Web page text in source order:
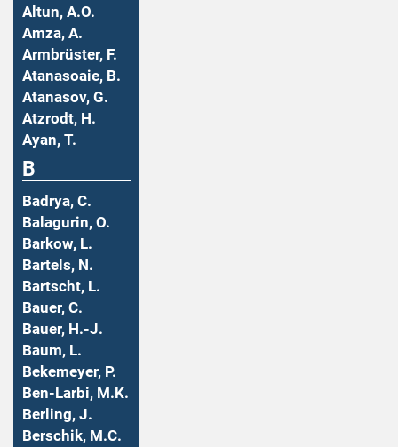
Altun, A.O.
Amza, A.
Armbrüster, F.
Atanasoaie, B.
Atanasov, G.
Atzrodt, H.
Ayan, T.
B
Badrya, C.
Balagurin, O.
Barkow, L.
Bartels, N.
Bartscht, L.
Bauer, C.
Bauer, H.-J.
Baum, L.
Bekemeyer, P.
Ben-Larbi, M.K.
Berling, J.
Berschik, M.C.